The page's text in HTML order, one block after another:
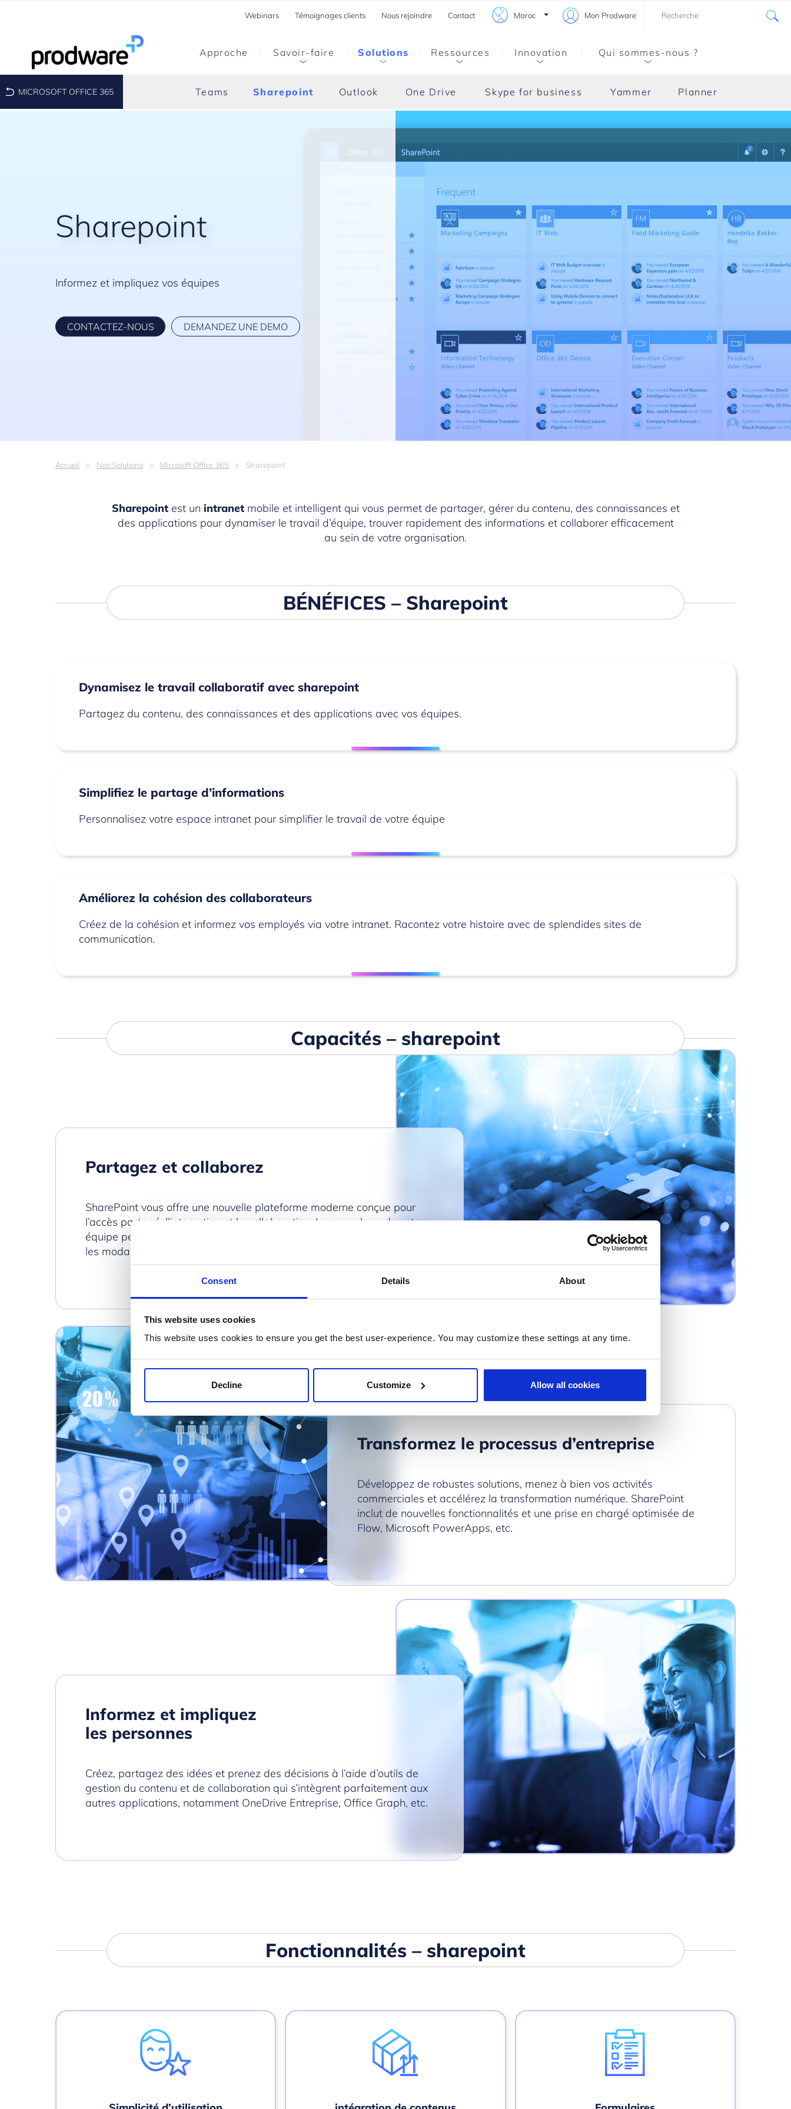
Consent Details About
This website uses cookies
This website uses cookies to ensure you get the best user-experience. You may customize these settings at any time.
Decline Customize Allow all cookies
Webinars Témoignages clients Nous rejoindre Contact Maroc Mon Prodware
Approche Savoir-faire Solutions Ressources Innovation Qui sommes-nous ?
MICROSOFT OFFICE 365 Teams Sharepoint Outlook One Drive Skype for business Yammer Planner
Sharepoint
Informez et impliquez vos équipes
CONTACTEZ-NOUS DEMANDEZ UNE DEMO
Accueil Nos Solutions Microsoft Office 365 Sharepoint
Sharepointest un intranet mobile et intelligent qui vous permet de partager, gérer du contenu, des connaissances et
des applications pour dynamiser le travail d’équipe, trouver rapidement des informations et collaborer efficacement
au sein de votre organisation.
BÉNÉFICES – Sharepoint
Dynamisez le travail collaboratif avec sharepoint
Partagez du contenu, des connaissances et des applications avec vos équipes.
Simplifiez le partage d’informations
Personnalisez votre espace intranet pour simplifier le travail de votre équipe
Améliorez la cohésion des collaborateurs
Créez de la cohésion et informez vos employés via votre intranet. Racontez votre histoire avec de splendides sites de
communication.
Capacités – sharepoint
Partagez et collaborez
SharePoint vous offre une nouvelle plateforme moderne conçue pour
l’accès partagé, l’interaction et la collaboration. Les membres de votre
équipe peuvent ainsi travailler de façon rapide, fiable et sécurisée, selon
les modalités qui leurs conviennent.
Transformez le processus d’entreprise
Développez de robustes solutions, menez à bien vos activités
commerciales et accélérez la transformation numérique. SharePoint
inclut de nouvelles fonctionnalités et une prise en chargé optimisée de
Flow, Microsoft PowerApps, etc.
Informez et impliquez
les personnes
Créez, partagez des idées et prenez des décisions à l’aide d’outils de
gestion du contenu et de collaboration qui s’intègrent parfaitement aux
autres applications, notamment OneDrive Entreprise, Office Graph, etc.
Fonctionnalités – sharepoint